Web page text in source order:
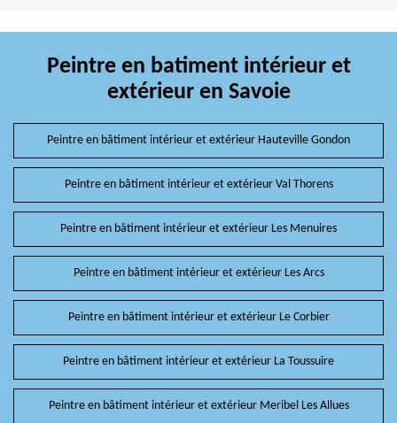
Peintre en batiment intérieur et
extérieur en Savoie
Peintre en bâtiment intérieur et extérieur Hauteville Gondon
Peintre en bâtiment intérieur et extérieur Val Thorens
Peintre en bâtiment intérieur et extérieur Les Menuires
Peintre en bâtiment intérieur et extérieur Les Arcs
Peintre en bâtiment intérieur et extérieur Le Corbier
Peintre en bâtiment intérieur et extérieur La Toussuire
Peintre en bâtiment intérieur et extérieur Meribel Les Allues